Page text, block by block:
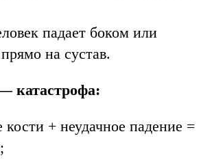
падает боком или
на сустав.
катастрофа:
+ неудачное падение =